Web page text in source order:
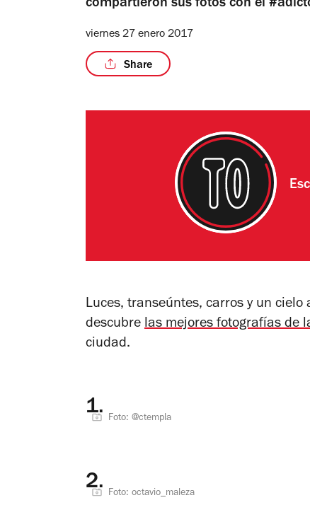
compartieron sus fotos con el
viernes 27 enero 2017
Share
Luces, transeúntes, carros y un cielo
descubre las mejores fotografías de
ciudad.
1. Foto: @ctempla
2. Foto: octavio_maleza